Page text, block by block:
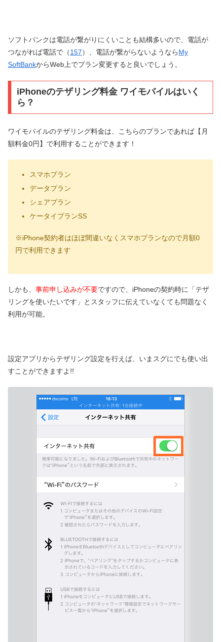
ソフトバンクは電話が繋がりにくいことも結構多いので、電話が
つながれば電話で（157）、電話が繋がらないようならMy
SoftBankからWeb上でプラン変更すると良いでしょう。
iPhoneのテザリング料金 ワイモバイルはいく
ら？
ワイモバイルのテザリング料金は、こちらのプランであれば【月
額料金0円】で利用することができます！
スマホプラン
データプラン
シェアプラン
ケータイプランSS
※iPhone契約者はほぼ間違いなくスマホプランなので月額0
円で利用できます
しかも、 事前申し込みが不要ですので、iPhoneの契約時に「テザ
リングを使いたいです」とスタッフに伝えていなくても問題なく
利用が可能。
設定アプリからテザリング設定を行えば、いまスグにでも使い出
すことができますよ!!